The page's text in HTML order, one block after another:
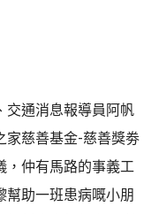
交通消息報導員阿帆
家慈善基金-慈善獎劵
，仲有馬路的事義工
幫助一班患病嘅小朋